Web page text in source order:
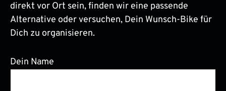
direkt vor Ort sein, finden wir eine passende
Alternative oder versuchen, Dein Wunsch-Bike für
Dich zu organisieren.
Dein Name